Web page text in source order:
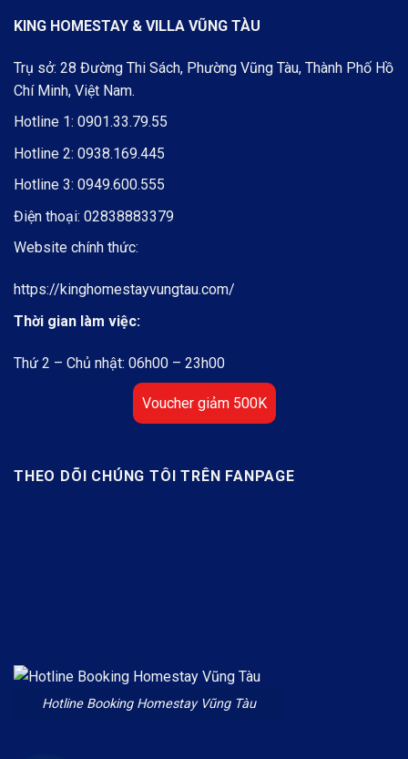
KING HOMESTAY & VILLA VŨNG TÀU
Trụ sở: 28 Đường Thi Sách, Phường Vũng Tàu, Thành Phố Hồ
Chí Minh, Việt Nam.
Hotline 1: 0901.33.79.55
Hotline 2: 0938.169.445
Hotline 3: 0949.600.555
Điện thoại: 02838883379
Website chính thức:
https://kinghomestayvungtau.com/
Thời gian làm việc:
Thứ 2 – Chủ nhật: 06h00 – 23h00
Voucher giảm 500K
THEO DÕI CHÚNG TÔI TRÊN FANPAGE
Hotline Booking Homestay Vũng Tàu